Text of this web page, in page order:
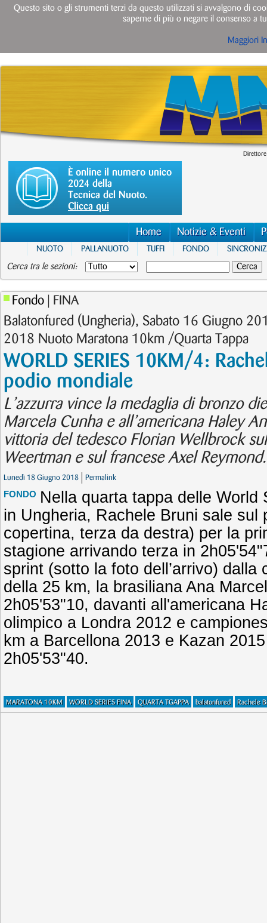
È online il numero unico
2024 della
Tecnica del Nuoto.
Clicca qui
Home Notizie & Eventi
NUOTO PALLANUOTO TUFFI FONDO
Cerca tra le sezioni:
Fondo | FINA
Balatonfured (Ungheria), Sabato 16 Giugno
2018 Nuoto Maratona 10km /Quarta Tappa
WORLD SERIES 10KM/4:
podio mondiale
L’azzurra vince la medaglia di bronzo
Marcela Cunha e all’americana Haley
vittoria del tedesco Florian Wellbrock
Weertman e sul francese Axel
Lunedì 18 Giugno 2018 Permalink
FONDO Nella quarta tappa delle World
in Ungheria, Rachele Bruni sale sul
copertina, terza da destra) per la
stagione arrivando terza in
sprint (sotto la foto dell’arrivo) dalla
della 25 km, la brasiliana Ana
2h05'53"10, davanti all'americana
olimpico a Londra 2012 e
km a Barcellona 2013 e Kazan
2h05'53"40.
MARATONA 10KM WORLD SERIES FINA QUARTA TGAPPA balatonfured Rachele
Questo sito o gli strumenti terzi da questo utilizzati si avvalgono di
saperne di più o negare il consenso a
Maggiori